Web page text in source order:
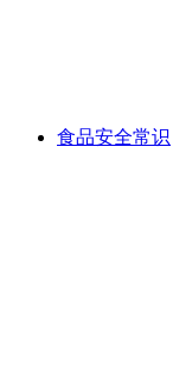
食品安全常识